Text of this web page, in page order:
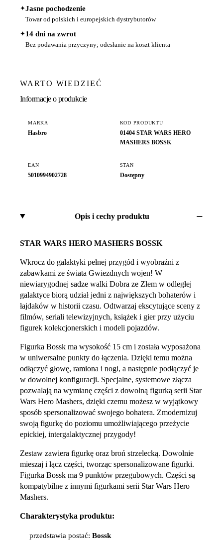
✦Jasne pochodzenie
Towar od polskich i europejskich dystrybutorów
✦14 dni na zwrot
Bez podawania przyczyny; odesłanie na koszt klienta
WARTO WIEDZIEĆ
Informacje o produkcie
MARKA
Hasbro
KOD PRODUKTU
01404 STAR WARS HERO
MASHERS BOSSK
EAN
5010994902728
STAN
Dostępny
Opis i cechy produktu
STAR WARS HERO MASHERS BOSSK
Wkrocz do galaktyki pełnej przygód i wyobraźni z
zabawkami ze świata Gwiezdnych wojen! W
niewiarygodnej sadze walki Dobra ze Złem w odległej
galaktyce biorą udział jedni z największych bohaterów i
łajdaków w historii czasu. Odtwarzaj ekscytujące sceny z
filmów, seriali telewizyjnych, książek i gier przy użyciu
figurek kolekcjonerskich i modeli pojazdów.
Figurka Bossk ma wysokość 15 cm i została wyposażona
w uniwersalne punkty do łączenia. Dzięki temu można
odłączyć głowę, ramiona i nogi, a następnie podłączyć je
w dowolnej konfiguracji. Specjalne, systemowe złącza
pozwalają na wymianę części z dowolną figurką serii Star
Wars Hero Mashers, dzięki czemu możesz w wyjątkowy
sposób spersonalizować swojego bohatera. Zmodernizuj
swoją figurkę do poziomu umożliwiającego przeżycie
epickiej, intergalaktycznej przygody!
Zestaw zawiera figurkę oraz broń strzelecką. Dowolnie
mieszaj i łącz części, tworząc spersonalizowane figurki.
Figurka Bossk ma 9 punktów przegubowych. Części są
kompatybilne z innymi figurkami serii Star Wars Hero
Mashers.
Charakterystyka produktu:
przedstawia postać:Bossk